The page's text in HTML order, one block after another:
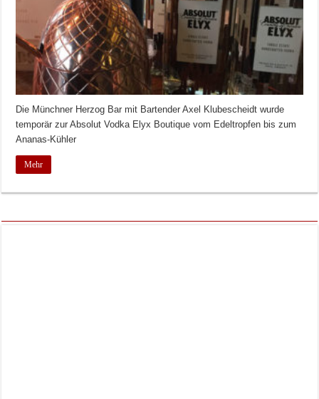
Die Münchner Herzog Bar mit Bartender Axel Klubescheidt wurde
temporär zur Absolut Vodka Elyx Boutique vom Edeltropfen bis zum
Ananas-Kühler
Mehr